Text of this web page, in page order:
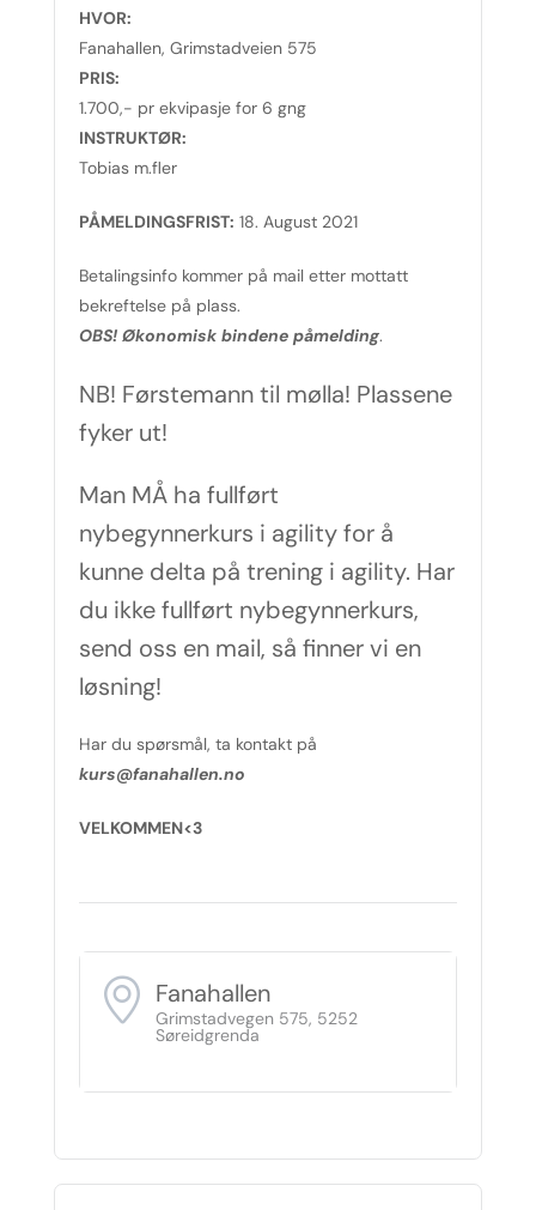
HVOR:
Fanahallen, Grimstadveien 575
PRIS:
1.700,- pr ekvipasje for 6 gng
INSTRUKTØR:
Tobias m.fler
PÅMELDINGSFRIST: 18. August 2021
Betalingsinfo kommer på mail etter mottatt
bekreftelse på plass.
OBS! Økonomisk bindene påmelding.
NB! Førstemann til mølla! Plassene
fyker ut!
Man MÅ ha fullført
nybegynnerkurs i agility for å
kunne delta på trening i agility. Har
du ikke fullført nybegynnerkurs,
send oss en mail, så finner vi en
løsning!
Har du spørsmål, ta kontakt på
kurs@fanahallen.no
VELKOMMEN<3
Fanahallen
Grimstadvegen 575, 5252
Søreidgrenda